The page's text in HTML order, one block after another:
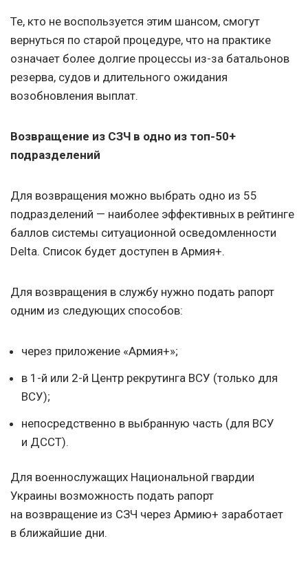
Те, кто не воспользуется этим шансом, смогут
вернуться по старой процедуре, что на практике
означает более долгие процессы из-за батальонов
резерва, судов и длительного ожидания
возобновления выплат.
Возвращение из СЗЧ в одно из топ-50+
подразделений
Для возвращения можно выбрать одно из 55
подразделений — наиболее эффективных в рейтинге
баллов системы ситуационной осведомленности
Delta. Список будет доступен в Армия+.
Для возвращения в службу нужно подать рапорт
одним из следующих способов:
через приложение «Армия+»;
в 1-й или 2-й Центр рекрутинга ВСУ (только для
ВСУ);
непосредственно в выбранную часть (для ВСУ
и ДССТ).
Для военнослужащих Национальной гвардии
Украины возможность подать рапорт
на возвращение из СЗЧ через Армию+ заработает
в ближайшие дни.